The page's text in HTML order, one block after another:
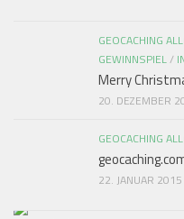
GEOCACHING
GEWINNSPIEL/
Merry
20. DEZEMBER
GEOCACHING
22. JANUAR 2015